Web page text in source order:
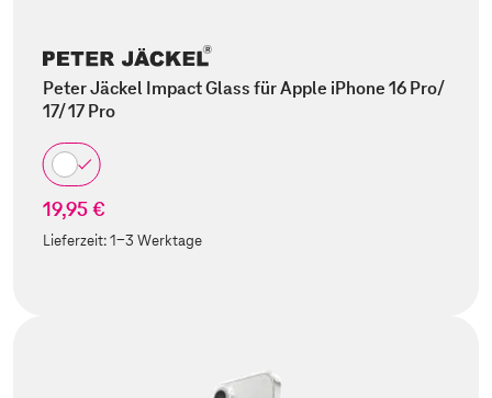
Peter Jäckel Impact Glass für Apple iPhone 16 Pro/
17/ 17 Pro
19,95 €
Lieferzeit:1-3 Werktage